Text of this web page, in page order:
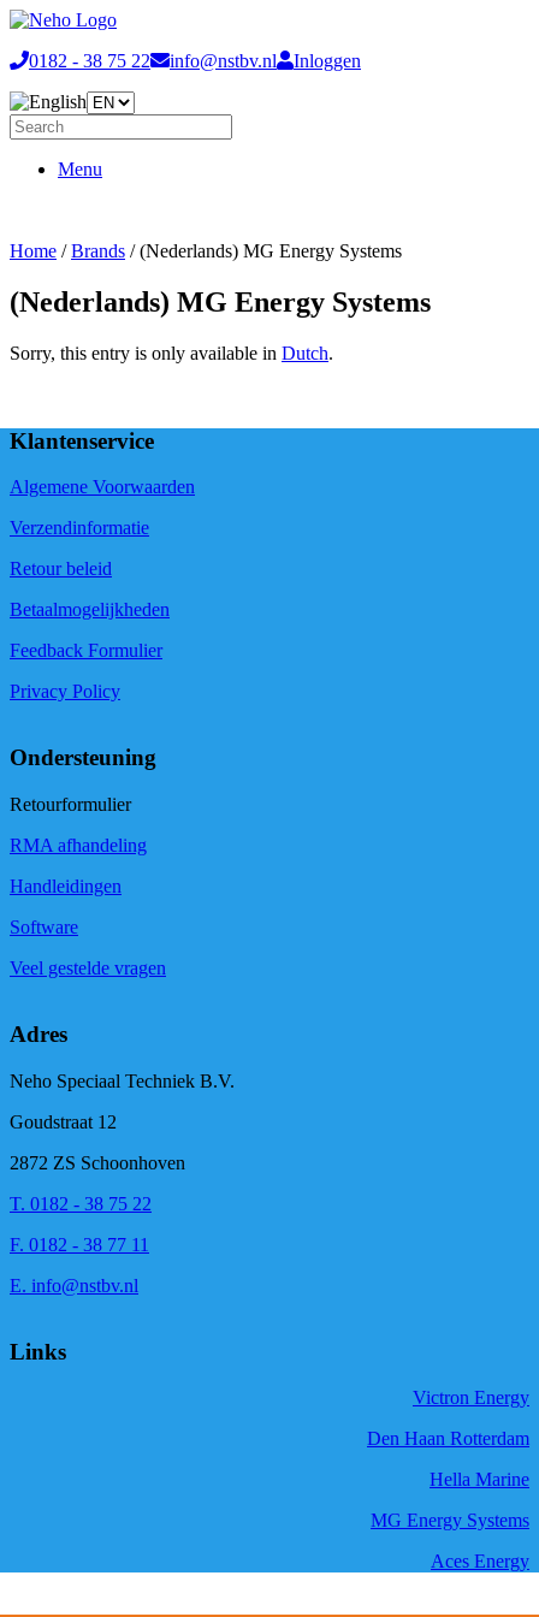
0182 - 38 75 22 info@nstbv.nl Inloggen
Menu
Home /Brands / (Nederlands) MG Energy Systems
(Nederlands) MG Energy Systems
Sorry, this entry is only available in Dutch.
Klantenservice
Algemene Voorwaarden
Verzendinformatie
Retour beleid
Betaalmogelijkheden
Feedback Formulier
Privacy Policy
Ondersteuning
Retourformulier
RMA afhandeling
Handleidingen
Software
Veel gestelde vragen
Adres
Neho Speciaal Techniek B.V.
Goudstraat 12
2872 ZS Schoonhoven
T. 0182 - 38 75 22
F. 0182 - 38 77 11
E. info@nstbv.nl
Links
Victron Energy
Den Haan Rotterdam
Hella Marine
MG Energy Systems
Aces Energy